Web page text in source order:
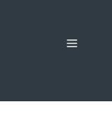
MENU